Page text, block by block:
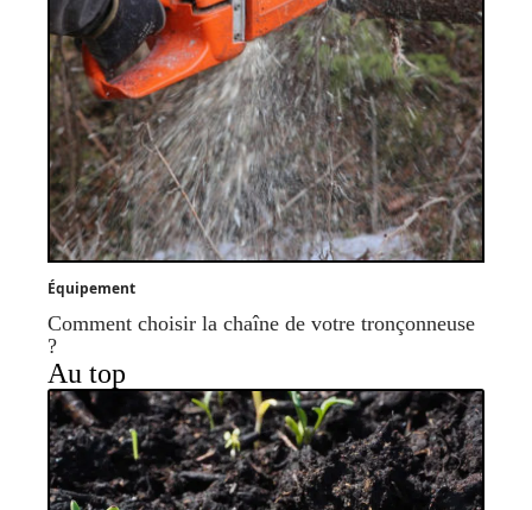
Équipement
Comment choisir la chaîne de votre tronçonneuse
?
Au top